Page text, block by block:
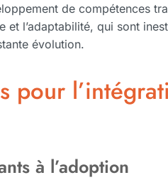
de compétences
et l’adaptabilité, qui sont
évolution.
pour
à l’adoption